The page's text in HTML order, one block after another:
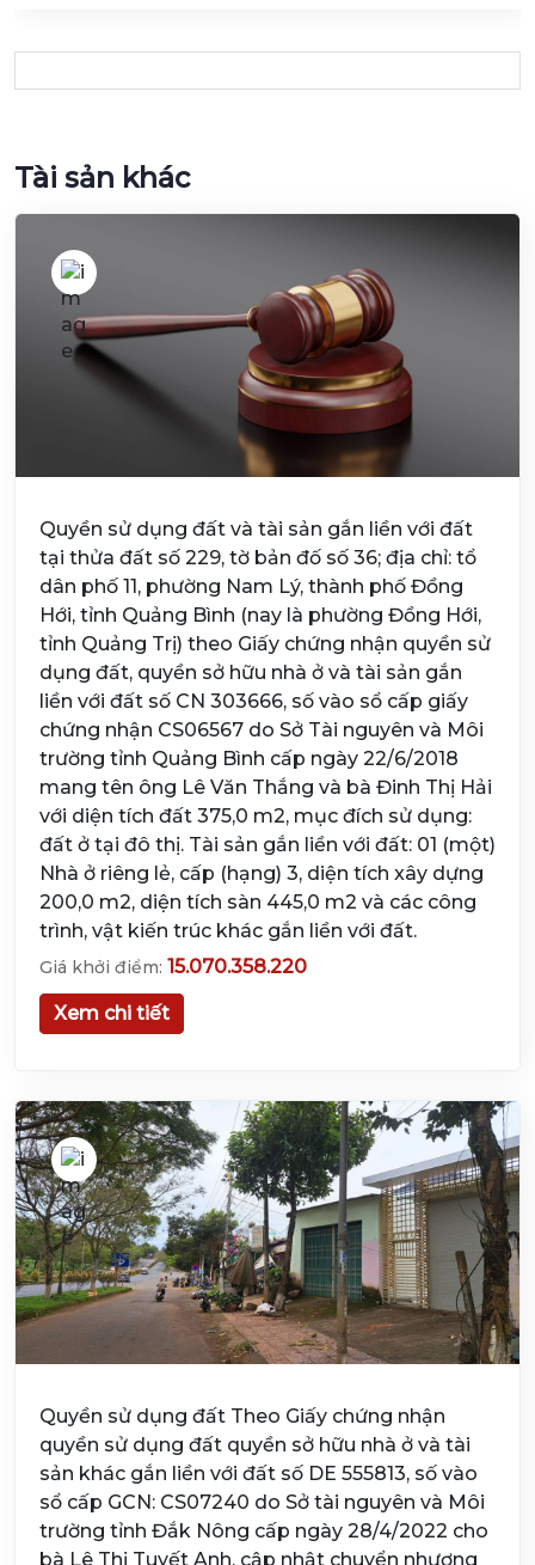
Tài sản khác
Quyền sử dụng đất và tài sản gắn liền với đất
tại thửa đất số 229, tờ bản đố số 36; địa chỉ: tổ
dân phố 11, phường Nam Lý, thành phố Đồng
Hới, tỉnh Quảng Bình (nay là phường Đồng Hới,
tỉnh Quảng Trị) theo Giấy chứng nhận quyền sử
dụng đất, quyền sở hữu nhà ở và tài sản gắn
liền với đất số CN 303666, số vào sổ cấp giấy
chứng nhận CS06567 do Sở Tài nguyên và Môi
trường tỉnh Quảng Bình cấp ngày 22/6/2018
mang tên ông Lê Văn Thắng và bà Đinh Thị Hải
với diện tích đất 375,0 m2, mục đích sử dụng:
đất ở tại đô thị. Tài sản gắn liền với đất: 01 (một)
Nhà ở riêng lẻ, cấp (hạng) 3, diện tích xây dựng
200,0 m2, diện tích sàn 445,0 m2 và các công
trình, vật kiến trúc khác gắn liền với đất.
Giá khởi điểm: 15.070.358.220
Xem chi tiết
Quyền sử dụng đất Theo Giấy chứng nhận
quyền sử dụng đất quyền sở hữu nhà ở và tài
sản khác gắn liền với đất số DE 555813, số vào
sổ cấp GCN: CS07240 do Sở tài nguyên và Môi
trường tỉnh Đắk Nông cấp ngày 28/4/2022 cho
bà Lê Thị Tuyết Anh, cập nhật chuyển nhượng